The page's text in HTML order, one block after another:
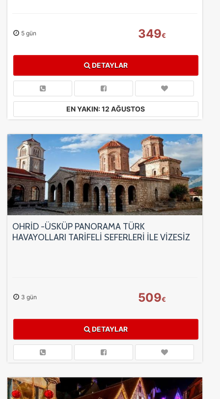
5 gün 349€
DETAYLAR
EN YAKIN: 12 AĞUSTOS
OHRİD -ÜSKÜP PANORAMA TÜRK
HAVAYOLLARI TARİFELİ SEFERLERİ İLE VİZESİZ
3 gün 509€
DETAYLAR